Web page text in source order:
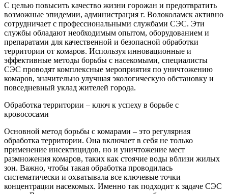
С целью повысить качество жизни горожан и предотвратить
возможные эпидемии, администрация г. Волоколамск активно
сотрудничает с профессиональными службами СЭС. Эти
службы обладают необходимым опытом, оборудованием и
препаратами для качественной и безопасной обработки
территории от комаров. Используя инновационные и
эффективные методы борьбы с насекомыми, специалисты
СЭС проводят комплексные мероприятия по уничтожению
комаров, значительно улучшая экологическую обстановку и
повседневный уклад жителей города.
Обработка территории – ключ к успеху в борьбе с
кровососами
Основной метод борьбы с комарами – это регулярная
обработка территории. Она включает в себя не только
применение инсектицидов, но и уничтожение мест
размножения комаров, таких как стоячие воды вблизи жилых
зон. Важно, чтобы такая обработка проводилась
систематически и охватывала все ключевые точки
концентрации насекомых. Именно так подходит к задаче СЭС